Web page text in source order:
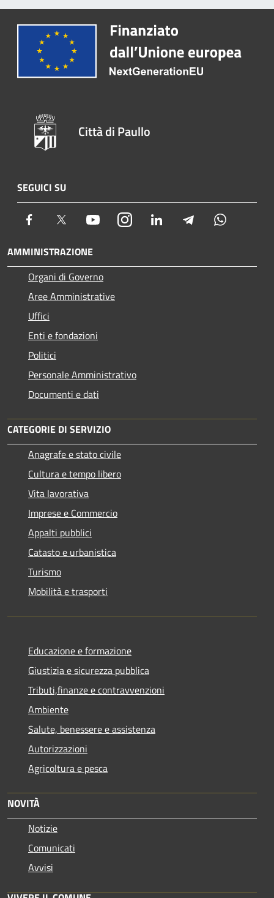
Città di Paullo
SEGUICI SU
Facebook Twitter YoutubeInstagram LinkedIn Telegram
AMMINISTRAZIONE
Organi di Governo
Aree Amministrative
Uffici
Enti e fondazioni
Politici
Personale Amministrativo
Documenti e dati
CATEGORIE DI SERVIZIO
Anagrafe e stato civile
Cultura e tempo libero
Vita lavorativa
Imprese e Commercio
Appalti pubblici
Catasto e urbanistica
Turismo
Mobilità e trasporti
Educazione e formazione
Giustizia e sicurezza pubblica
Tributi,finanze e contravvenzioni
Ambiente
Salute, benessere e assistenza
Autorizzazioni
Agricoltura e pesca
NOVITÀ
Notizie
Comunicati
Avvisi